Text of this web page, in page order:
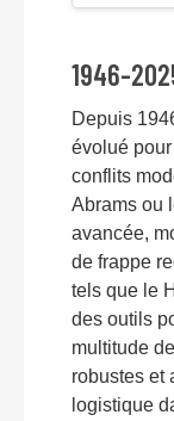
1946-
Depuis
évolué
conflits
Abrams ou
avancée,
de frappe
tels que le
des outils
multitude
robustes et
logistique